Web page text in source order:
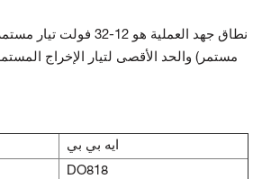
مستمر) والحد الأقصى لتيار الإخراج المستمر هو 0.5 أمبير
ايه بي بي
DO818